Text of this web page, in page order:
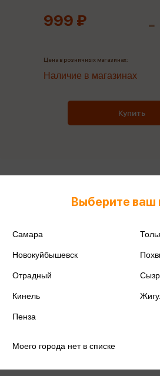
999 ₽
Цена в розничных магазинах:
Наличие в магазинах
Купить
Поделиться
Выберите ваш
Самара
Новокуйбышевск
Отрадный
Кинель
Пенза
Моего города нет в списке